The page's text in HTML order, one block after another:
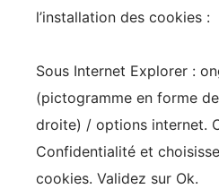
l’installation des cookies :
Sous Internet Explorer :
(pictogramme en forme
droite) / options internet.
Confidentialité et
cookies. Validez sur Ok.